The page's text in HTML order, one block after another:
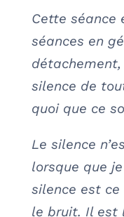
Cette séance
séances en
silence de
quoi que ce
Le silence
lorsque que
silence est
le bruit. Il est